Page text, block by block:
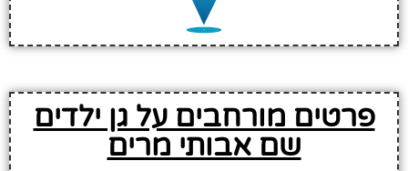
פרטים מורחבים על גן ילדים
שם אבותי מרים